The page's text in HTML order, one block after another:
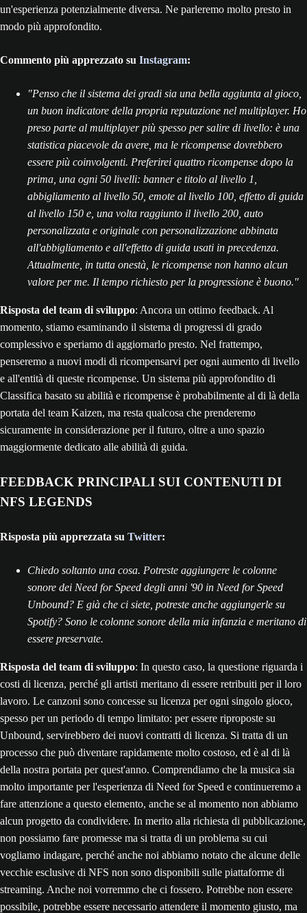
un'esperienza potenzialmente diversa. Ne parleremo molto presto in
modo più approfondito.
Commento più apprezzato su Instagram:
"Penso che il sistema dei gradi sia una bella aggiunta al gioco,
un buon indicatore della propria reputazione nel multiplayer. Ho
preso parte al multiplayer più spesso per salire di livello: è una
statistica piacevole da avere, ma le ricompense dovrebbero
essere più coinvolgenti. Preferirei quattro ricompense dopo la
prima, una ogni 50 livelli: banner e titolo al livello 1,
abbigliamento al livello 50, emote al livello 100, effetto di guida
al livello 150 e, una volta raggiunto il livello 200, auto
personalizzata e originale con personalizzazione abbinata
all'abbigliamento e all'effetto di guida usati in precedenza.
Attualmente, in tutta onestà, le ricompense non hanno alcun
valore per me. Il tempo richiesto per la progressione è buono."
Risposta del team di sviluppo: Ancora un ottimo feedback. Al
momento, stiamo esaminando il sistema di progressi di grado
complessivo e speriamo di aggiornarlo presto. Nel frattempo,
penseremo a nuovi modi di ricompensarvi per ogni aumento di livello
e all'entità di queste ricompense. Un sistema più approfondito di
Classifica basato su abilità e ricompense è probabilmente al di là della
portata del team Kaizen, ma resta qualcosa che prenderemo
sicuramente in considerazione per il futuro, oltre a uno spazio
maggiormente dedicato alle abilità di guida.
FEEDBACK PRINCIPALI SUI CONTENUTI DI
NFS LEGENDS
Risposta più apprezzata su Twitter:
Chiedo soltanto una cosa. Potreste aggiungere le colonne
sonore dei Need for Speed degli anni '90 in Need for Speed
Unbound? E già che ci siete, potreste anche aggiungerle su
Spotify? Sono le colonne sonore della mia infanzia e meritano di
essere preservate.
Risposta del team di sviluppo: In questo caso, la questione riguarda i
costi di licenza, perché gli artisti meritano di essere retribuiti per il loro
lavoro. Le canzoni sono concesse su licenza per ogni singolo gioco,
spesso per un periodo di tempo limitato: per essere riproposte su
Unbound, servirebbero dei nuovi contratti di licenza. Si tratta di un
processo che può diventare rapidamente molto costoso, ed è al di là
della nostra portata per quest'anno. Comprendiamo che la musica sia
molto importante per l'esperienza di Need for Speed e continueremo a
fare attenzione a questo elemento, anche se al momento non abbiamo
alcun progetto da condividere. In merito alla richiesta di pubblicazione,
non possiamo fare promesse ma si tratta di un problema su cui
vogliamo indagare, perché anche noi abbiamo notato che alcune delle
vecchie esclusive di NFS non sono disponibili sulle piattaforme di
streaming. Anche noi vorremmo che ci fossero. Potrebbe non essere
possibile, potrebbe essere necessario attendere il momento giusto, ma